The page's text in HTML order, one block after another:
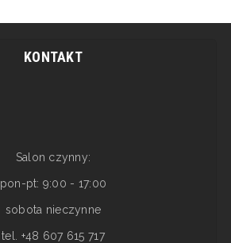
KONTAKT
Salon czynny:
pon-pt: 9:00 - 17:00
sobota nieczynne
tel. +48 607 615 717